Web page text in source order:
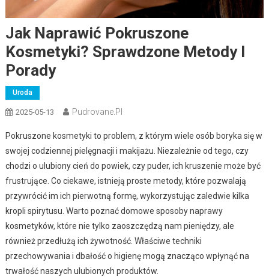
Jak Naprawić Pokruszone
Kosmetyki? Sprawdzone Metody I
Porady
Uroda
2025-05-13 Pudrovane.pl
Pokruszone kosmetyki to problem, z którym wiele osób boryka się w
swojej codziennej pielęgnacji i makijażu. Niezależnie od tego, czy
chodzi o ulubiony cień do powiek, czy puder, ich kruszenie może być
frustrujące. Co ciekawe, istnieją proste metody, które pozwalają
przywrócić im ich pierwotną formę, wykorzystując zaledwie kilka
kropli spirytusu. Warto poznać domowe sposoby naprawy
kosmetyków, które nie tylko zaoszczędzą nam pieniędzy, ale
również przedłużą ich żywotność. Właściwe techniki
przechowywania i dbałość o higienę mogą znacząco wpłynąć na
trwałość naszych ulubionych produktów.